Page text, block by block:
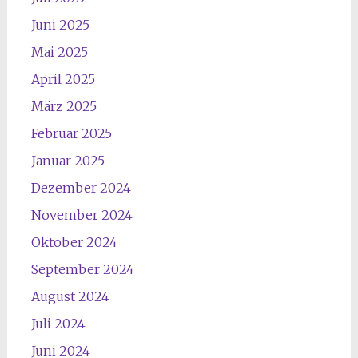
Juni 2025
Mai 2025
April 2025
März 2025
Februar 2025
Januar 2025
Dezember 2024
November 2024
Oktober 2024
September 2024
August 2024
Juli 2024
Juni 2024